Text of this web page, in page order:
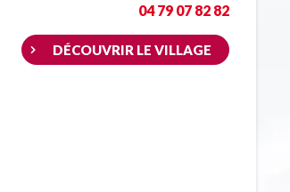
04 79 07 82 82
DÉCOUVRIR LE VILLAGE